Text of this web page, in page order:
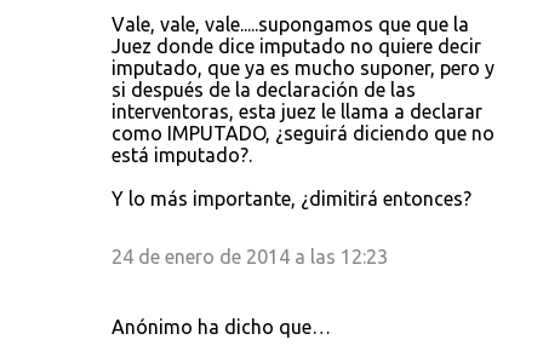
Vale, vale, vale.....supongamos que que la
Juez donde dice imputado no quiere decir
imputado, que ya es mucho suponer, pero y
si después de la declaración de las
interventoras, esta juez le llama a declarar
como IMPUTADO, ¿seguirá diciendo que no
está imputado?.
Y lo más importante, ¿dimitirá entonces?
24 de enero de 2014 a las 12:23
Anónimo ha dicho que…